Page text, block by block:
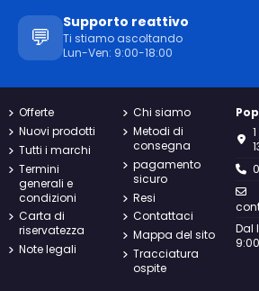
💬
Supporto reattivo
Ti stiamo ascoltando
Lun-Ven: 9:00-18:00
Offerte
Nuovi prodotti
Tutti i marchi
Termini
generali e
condizioni
Carta di
riservatezza
Note legali
Chi siamo
Metodi di
consegna
pagamento
sicuro
Resi
Contattaci
Mappa del sito
Tracciatura
ospite
Dal